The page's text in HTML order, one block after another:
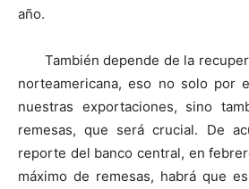
año.
También depende de la
norteamericana, eso no solo por
nuestras exportaciones, sino
remesas, que será crucial. De
reporte del banco central, en
máximo de remesas, habrá que